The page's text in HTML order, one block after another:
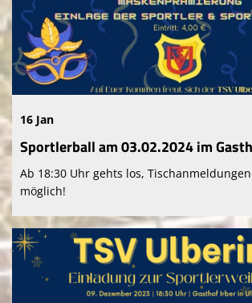
16 Jan
Sportlerball am 03.02.2024 im
Ab 18:30 Uhr gehts los,
möglich!